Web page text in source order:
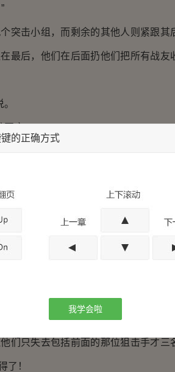
击小组，而剩余的其他人则紧跟其
最后，他们在后面扔他们把所有战友
应。
护，把作战面扩大了，我们根本无
这样的方法突围也是算人才了。
到最猛去，让他们都回家去吧！”
得人家觉得自己很友善了。
火力提到了最猛，此时这片安静的
他们受到了惊吓，他们以为是有人在扑
都已经耗完了，而九连的人就剩下
们只失去包括前面的那位狙击手才三
了！
的正确方式
我学会啦